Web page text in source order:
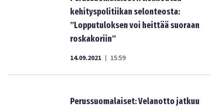
kehityspolitiikan selonteosta:
”Lopputuloksen voi heittää suoraan
roskakoriin”
14.09.2021 | 15:59
Perussuomalaiset: Velanotto jatkuu